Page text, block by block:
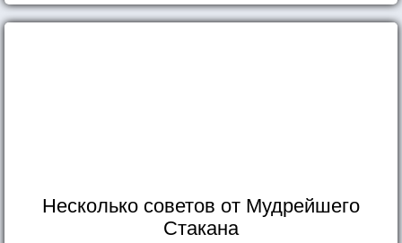
Несколько советов от Мудрейшего
Стакана